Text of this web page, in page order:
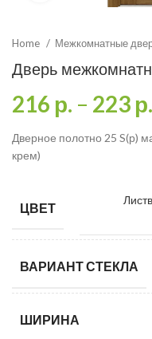
Home Межкомнатные
Дверь
216 р. – 223р.
Дверное полотно 25 S(р)
крем)
ЦВЕТ
ВАРИАНТ СТЕКЛА
ШИРИНА